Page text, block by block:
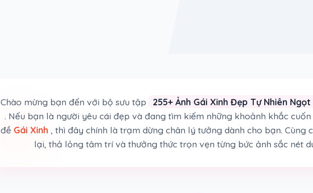
Chào mừng bạn đến với bộ sưu tập
255+ Ảnh Gái Xinh Đẹp Tự Nhiên
. Nếu bạn là người yêu cái đẹp và đang tìm kiếm những khoảnh khắc
đề Gái Xinh , thì đây chính là trạm dừng chân lý tưởng dành cho bạn. Cùng
lại, thả lỏng tâm trí và thưởng thức trọn vẹn từng bức ảnh sắc nét